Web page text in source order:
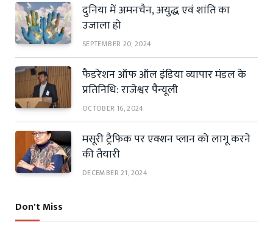
दुनिया में अमनचैन, अयुद्ध एवं शांति का
उजाला हो
SEPTEMBER 20, 2024
फैडरेशन ऑफ ऑल इंडिया व्यापार मंडल के
प्रतिनिधि: राजेश्वर पैन्यूली
OCTOBER 16, 2024
मसूरी ट्रैफिक पर एक्शन प्लान को लागू करने
की तैयारी
DECEMBER 21, 2024
Don't Miss